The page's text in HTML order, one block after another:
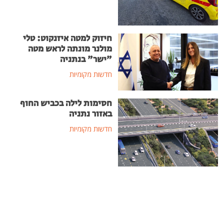
חיזוק למטה איזנקוט: טלי
מולנר מונתה לראש מטה
"ישר" בנתניה
חדשות מקומיות
חסימות לילה בכביש החוף
באזור נתניה
חדשות מקומיות